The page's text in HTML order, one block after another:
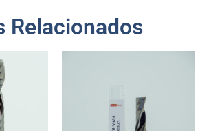
Relacionados